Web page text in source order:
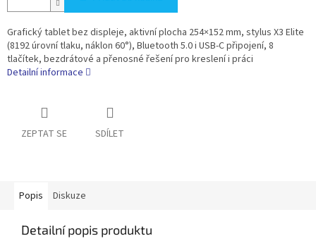
Grafický tablet bez displeje, aktivní plocha 254×152 mm, stylus X3 Elite
(8192 úrovní tlaku, náklon 60°), Bluetooth 5.0 i USB-C připojení, 8
tlačítek, bezdrátové a přenosné řešení pro kreslení i práci
Detailní informace
ZEPTAT SE SDÍLET
Popis Diskuze
Detailní popis produktu